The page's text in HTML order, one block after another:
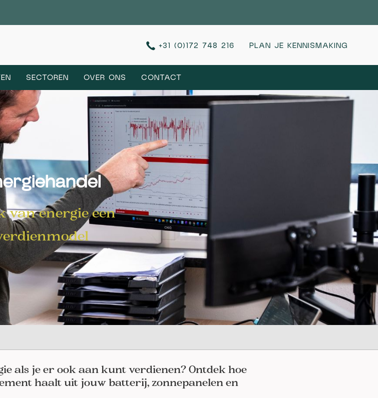
+31 (0)172 748 216 PLAN JE KENNISMAKING
SECTOREN OVER ONS CONTACT
van energie een
als je er ook aan kunt verdienen? Ontdek hoe
haalt uit jouw batterij, zonnepanelen en